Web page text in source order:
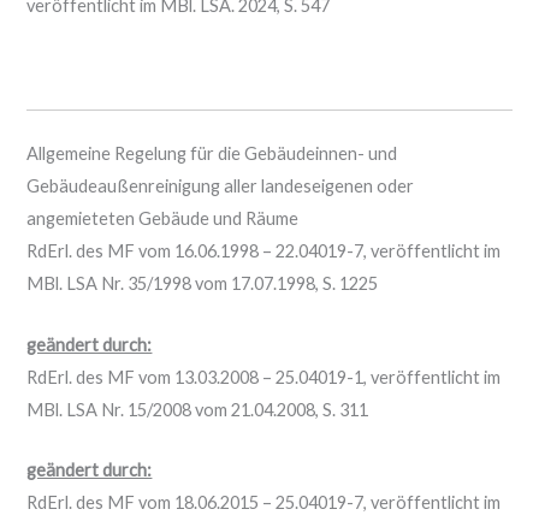
veröffentlicht im MBl. LSA. 2024, S. 547
Allgemeine Regelung für die Gebäudeinnen- und
Gebäudeaußenreinigung aller landeseigenen oder
angemieteten Gebäude und Räume
RdErl. des MF vom 16.06.1998 – 22.04019-7, veröffentlicht im
MBl. LSA Nr. 35/1998 vom 17.07.1998, S. 1225
geändert durch:
RdErl. des MF vom 13.03.2008 – 25.04019-1, veröffentlicht im
MBl. LSA Nr. 15/2008 vom 21.04.2008, S. 311
geändert durch:
RdErl. des MF vom 18.06.2015 – 25.04019-7, veröffentlicht im